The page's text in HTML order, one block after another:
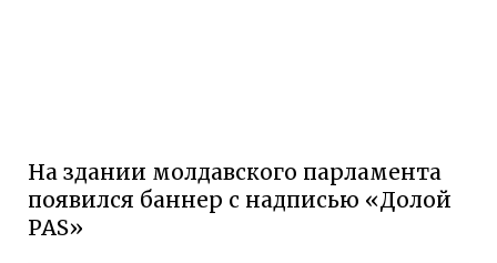
На здании молдавского парламента
появился баннер с надписью «Долой
PAS»